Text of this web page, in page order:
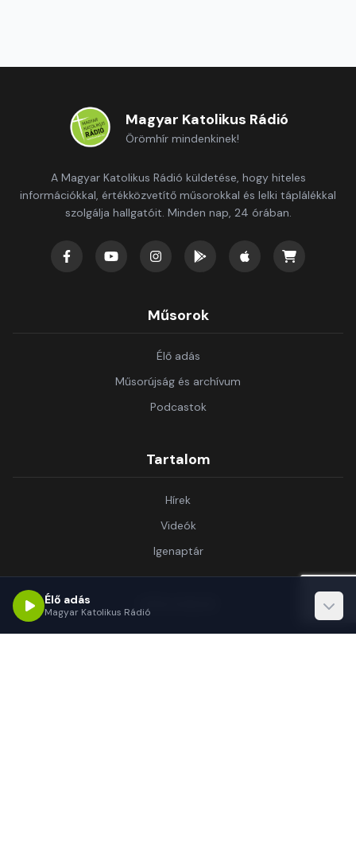
Magyar Katolikus Rádió
Örömhír mindenkinek!
A Magyar Katolikus Rádió küldetése, hogy hiteles
információkkal, értékközvetítő műsorokkal és lelki táplálékkal
szolgálja hallgatóit. Minden nap, 24 órában.
Műsorok
Élő adás
Műsorújság és archívum
Podcastok
Tartalom
Hírek
Videók
Igenaptár
Információ
Élő adás
Magyar Katolikus Rádió